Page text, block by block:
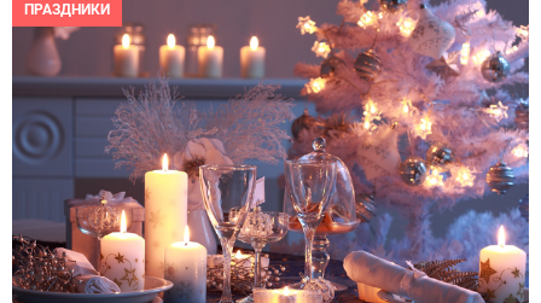
ПРАЗДНИКИ